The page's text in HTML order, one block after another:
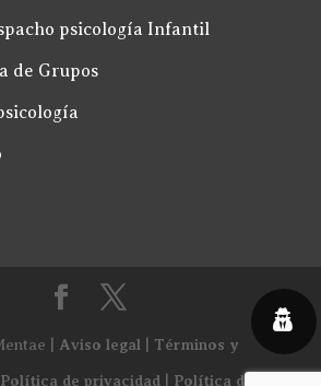
psicología Infantil
de Grupos
| Aviso legal |Términos y
Política de privacidad Política de